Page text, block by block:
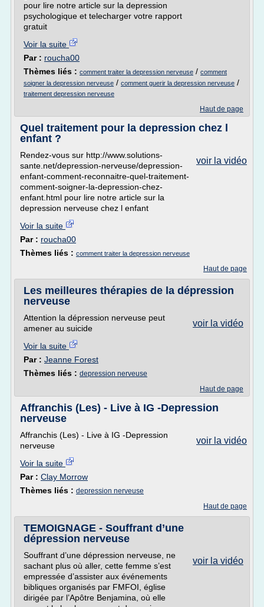
pour lire notre article sur la depression
psychologique et telecharger votre rapport
gratuit
Voir la suite
Par : roucha00
Thèmes liés : comment traiter la depression nerveuse / comment
soigner la depression nerveuse / comment guerir la depression nerveuse /
traitement depression nerveuse
Haut de page
Quel traitement pour la depression chez l
enfant ?
voir la vidéo
Rendez-vous sur http://www.solutions-
sante.net/depression-nerveuse/depression-
enfant-comment-reconnaitre-quel-traitement-
comment-soigner-la-depression-chez-
enfant.html pour lire notre article sur la
depression nerveuse chez l enfant
Voir la suite
Par : roucha00
Thèmes liés : comment traiter la depression nerveuse
Haut de page
Les meilleures thérapies de la dépression
nerveuse
voir la vidéo
Attention la dépression nerveuse peut
amener au suicide
Voir la suite
Par : Jeanne Forest
Thèmes liés : depression nerveuse
Haut de page
Affranchis (Les) - Live à IG -Depression
nerveuse
voir la vidéo
Affranchis (Les) - Live à IG -Depression
nerveuse
Voir la suite
Par : Clay Morrow
Thèmes liés : depression nerveuse
Haut de page
TEMOIGNAGE - Souffrant d’une
dépression nerveuse
voir la vidéo
Souffrant d’une dépression nerveuse, ne
sachant plus où aller, cette femme s’est
empressée d’assister aux événements
bibliques organisés par FMFOI, église
dirigée par l’Apôtre Benjamina, où elle